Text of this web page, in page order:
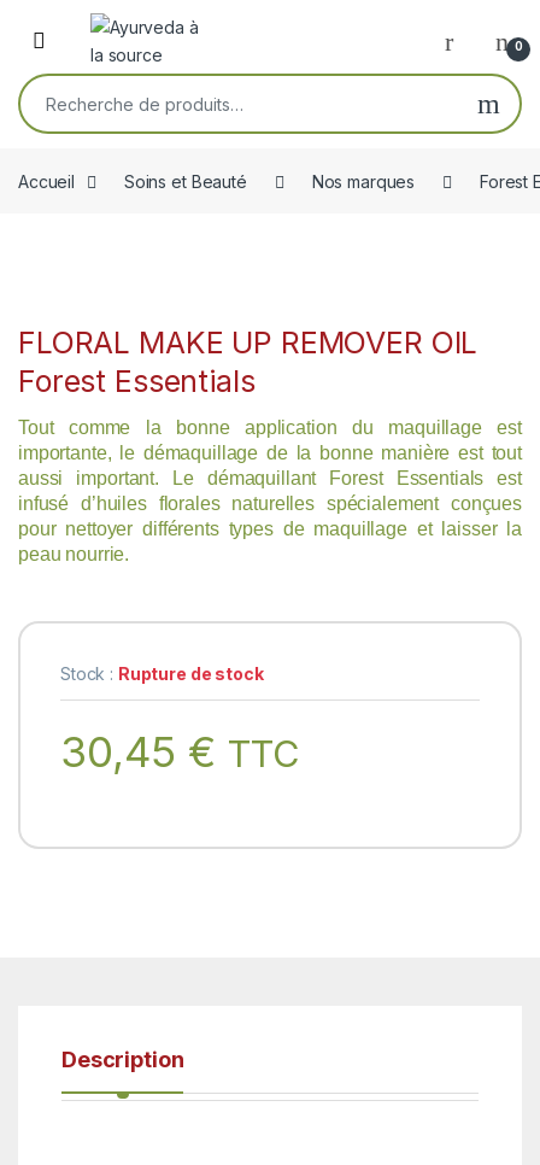
Skip to navigation
Skip to content
Open 0
Recherche pour :
Accueil Soins et Beauté Nos marques Forest
FLORAL MAKE UP REMOVER OIL
Forest Essentials
Tout comme la bonne application du maquillage est
importante, le démaquillage de la bonne manière est tout
aussi important. Le démaquillant Forest Essentials est
infusé d’huiles florales naturelles spécialement conçues
pour nettoyer différents types de maquillage et laisser la
peau nourrie.
Stock : Rupture de stock
30,45 € TTC
Description